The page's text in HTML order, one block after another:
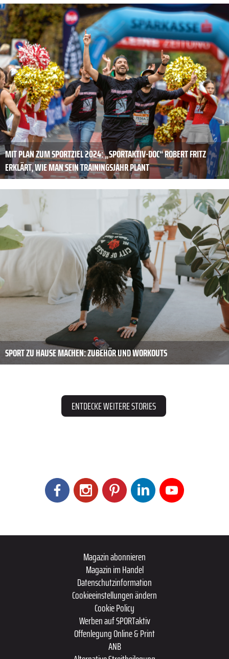
MIT PLAN ZUM ­SPORTZIEL 2024: „SPORTAKTIV-DOC“ ROBERT FRITZ
ERKLÄRT, WIE MAN SEIN TRAININGSJAHR PLANT
SPORT ZU HAUSE MACHEN: ZUBEHÖR UND WORKOUTS
ENTDECKE WEITERE STORIES
Magazin abonnieren
Magazin im Handel
Datenschutzinformation
Cookieeinstellungen ändern
Cookie Policy
Werben auf SPORTaktiv
Offenlegung Online & Print
ANB